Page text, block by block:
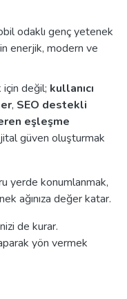
odaklı genç yetenek
enerjik, modern ve
için değil; kullanıcı
, SEO destekli
eşleşme
güven oluşturmak
yerde konumlanmak,
ağınıza değer katar.
de kurar.
yön vermek